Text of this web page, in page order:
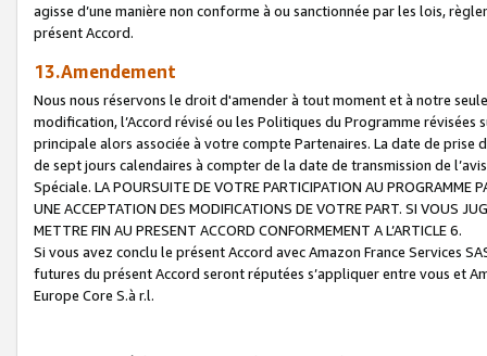
agisse d’une manière non conforme à ou sanctionnée par les lois,
présent Accord.
13.Amendement
Nous nous réservons le droit d'amender à tout moment et à notre
modification, l’Accord révisé ou les Politiques du Programme
principale alors associée à votre compte Partenaires. La date de
de sept jours calendaires à compter de la date de transmission de
Spéciale. LA POURSUITE DE VOTRE PARTICIPATION AU PROGRAMME
UNE ACCEPTATION DES MODIFICATIONS DE VOTRE PART. SI VOUS
METTRE FIN AU PRESENT ACCORD CONFORMEMENT A L’ARTICLE 6.
Si vous avez conclu le présent Accord avec Amazon France Services
futures du présent Accord seront réputées s’appliquer entre vous et
Europe Core S.à r.l.